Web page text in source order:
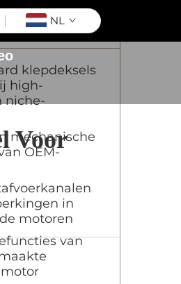
NL
Voor
klepdeksels
high-
niche-
mechanische
OEM-
in
motoren
van